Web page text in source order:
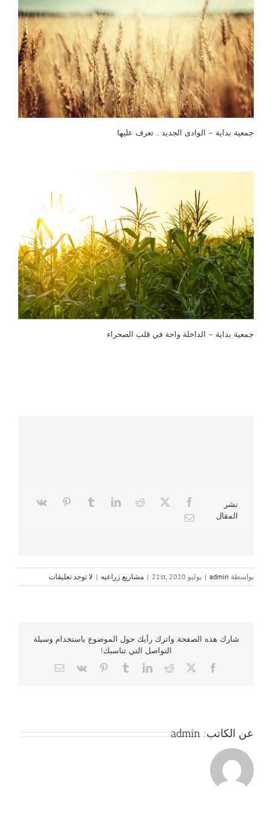
جمعية بداية – الوادى الجديد … تعرف عليها
جمعية بداية – الداخلة واحة في قلب الصحراء
نشر
المقال
بواسطة admin
| يوليو 21st, 2020 | مشاريع زراعيه | لا توجد تعليقات
شارك هذه الصفحة, واترك رأيك حول الموضوع باستخدام وسيلة
التواصل التي تناسبك!
Facebook
X
Reddit
LinkedIn
Tumblr
Pinterest
Vk
Email
عن الكاتب: admin